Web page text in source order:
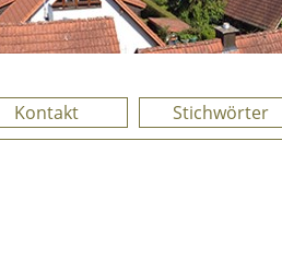
Kontakt Stichwörter